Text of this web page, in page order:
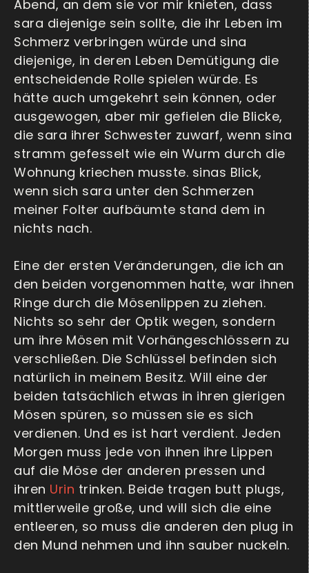
Abend, an dem sie vor mir knieten, dass
sara diejenige sein sollte, die ihr Leben im
Schmerz verbringen würde und sina
diejenige, in deren Leben Demütigung die
entscheidende Rolle spielen würde. Es
hätte auch umgekehrt sein können, oder
ausgewogen, aber mir gefielen die Blicke,
die sara ihrer Schwester zuwarf, wenn sina
stramm gefesselt wie ein Wurm durch die
Wohnung kriechen musste. sinas Blick,
wenn sich sara unter den Schmerzen
meiner Folter aufbäumte stand dem in
nichts nach.
Eine der ersten Veränderungen, die ich an
den beiden vorgenommen hatte, war ihnen
Ringe durch die Mösenlippen zu ziehen.
Nichts so sehr der Optik wegen, sondern
um ihre Mösen mit Vorhängeschlössern zu
verschließen. Die Schlüssel befinden sich
natürlich in meinem Besitz. Will eine der
beiden tatsächlich etwas in ihren gierigen
Mösen spüren, so müssen sie es sich
verdienen. Und es ist hart verdient. Jeden
Morgen muss jede von ihnen ihre Lippen
auf die Möse der anderen pressen und
ihren Urin trinken. Beide tragen butt plugs,
mittlerweile große, und will sich die eine
entleeren, so muss die anderen den plug in
den Mund nehmen und ihn sauber nuckeln.